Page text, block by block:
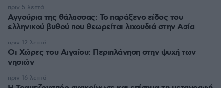
Αγγούρια της θάλασσας: Το παράξενο είδος του
ελληνικού βυθού που θεωρείται λιχουδιά στην Ασία
πριν 5 λεπτά
Οι Xώρες του Αιγαίου: Περιπλάνηση στην ψυχή των
νησιών
πριν 12 λεπτά
πριν 16 λεπτά